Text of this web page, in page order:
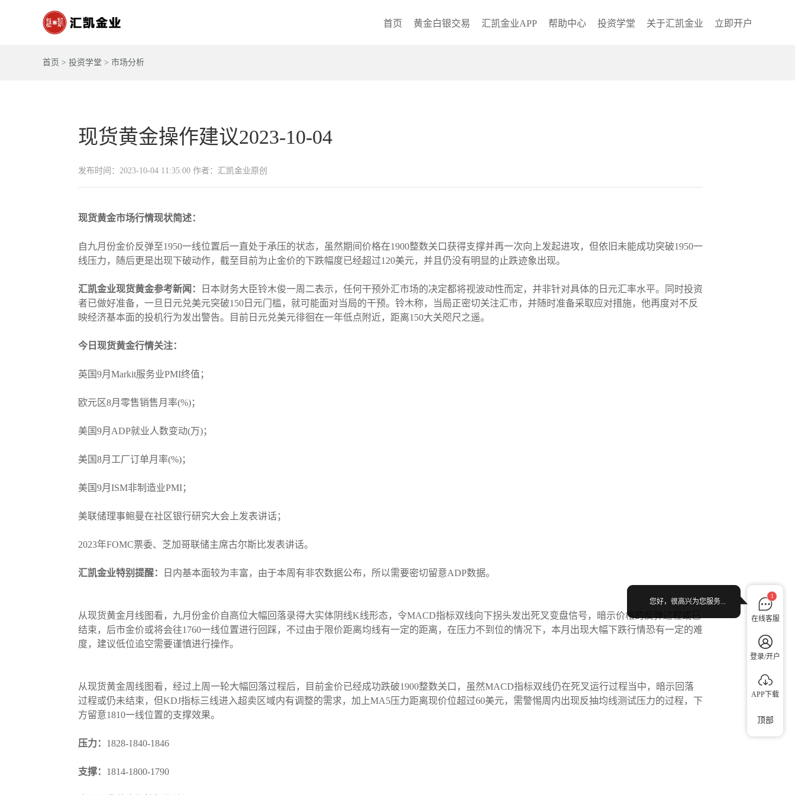
首页 黄金白银交易 汇凯金业APP 帮助中心 投资学堂 关于汇凯金业 立即开户
首页 > 投资学堂 > 市场分析
现货黄金操作建议2023-10-04
发布时间：2023-10-04 11:35:00 作者：汇凯金业原创
现货黄金市场行情现状简述：
自九月份金价反弹至1950一线位置后一直处于承压的状态，虽然期间价格在1900整数关口获得支撑并再一次向上发起进攻，但依旧未能成功突破1950一
线压力，随后更是出现下破动作，截至目前为止金价的下跌幅度已经超过120美元，并且仍没有明显的止跌迹象出现。
汇凯金业现货黄金参考新闻：
日本财务大臣铃木俊一周二表示，任何干预外汇市场的决定都将视波动性而定，并非针对具体的日元汇率水平。同时投资
者已做好准备，一旦日元兑美元突破150日元门槛，就可能面对当局的干预。铃木称，当局正密切关注汇市，并随时准备采取应对措施，他再度对不反
映经济基本面的投机行为发出警告。目前日元兑美元徘徊在一年低点附近，距离150大关咫尺之遥。
今日现货黄金行情关注：
英国9月Markit服务业PMI终值；
欧元区8月零售销售月率(%)；
美国9月ADP就业人数变动(万)；
美国8月工厂订单月率(%)；
美国9月ISM非制造业PMI；
美联储理事鲍曼在社区银行研究大会上发表讲话；
2023年FOMC票委、芝加哥联储主席古尔斯比发表讲话。
汇凯金业特别提醒： 日内基本面较为丰富，由于本周有非农数据公布，所以需要密切留意ADP数据。
从现货黄金月线图看，九月份金价自高位大幅回落录得大实体阴线K线形态，令MACD指标双线向下拐头发出死叉变盘信号，暗示价格的反弹过程或已
结束，后市金价或将会往1760一线位置进行回踩，不过由于限价距离均线有一定的距离，在压力不到位的情况下，本月出现大幅下跌行情恐有一定的难
度，建议低位追空需要谨慎进行操作。
从现货黄金周线图看，经过上周一轮大幅回落过程后，目前金价已经成功跌破1900整数关口，虽然MACD指标双线仍在死叉运行过程当中，暗示回落
过程或仍未结束，但KDJ指标三线进入超卖区域内有调整的需求，加上MA5压力距离现价位超过60美元，需警惕周内出现反抽均线测试压力的过程，下
方留意1810一线位置的支撑效果。
压力： 1828-1840-1846
支撑： 1814-1800-1790
1
在线客服
登录/开户
APP下载
您好，很高兴为您服务...
顶部